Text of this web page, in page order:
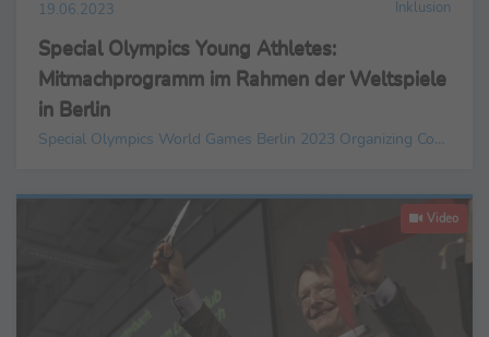
19.06.2023 Inklusion
Special Olympics Young Athletes:
Mitmachprogramm im Rahmen der Weltspiele
in Berlin
Special Olympics World Games Berlin 2023 Organizing Committee gGmbH
Video